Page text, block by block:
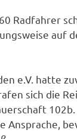
Radfahrer
auf
e.V. hatte
sich die
Ansprache,